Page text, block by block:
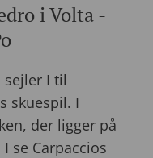
i Volta -
sejler I til
skuespil. I
der ligger på
se Carpaccios